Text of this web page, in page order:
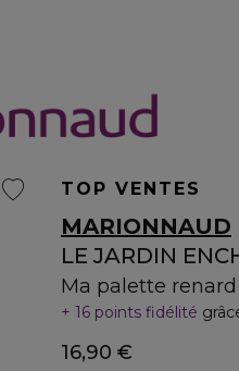
TOP VENTES
MARIONNAUD
LE JARDIN
Ma palette
16 points fidélité
16,90 €